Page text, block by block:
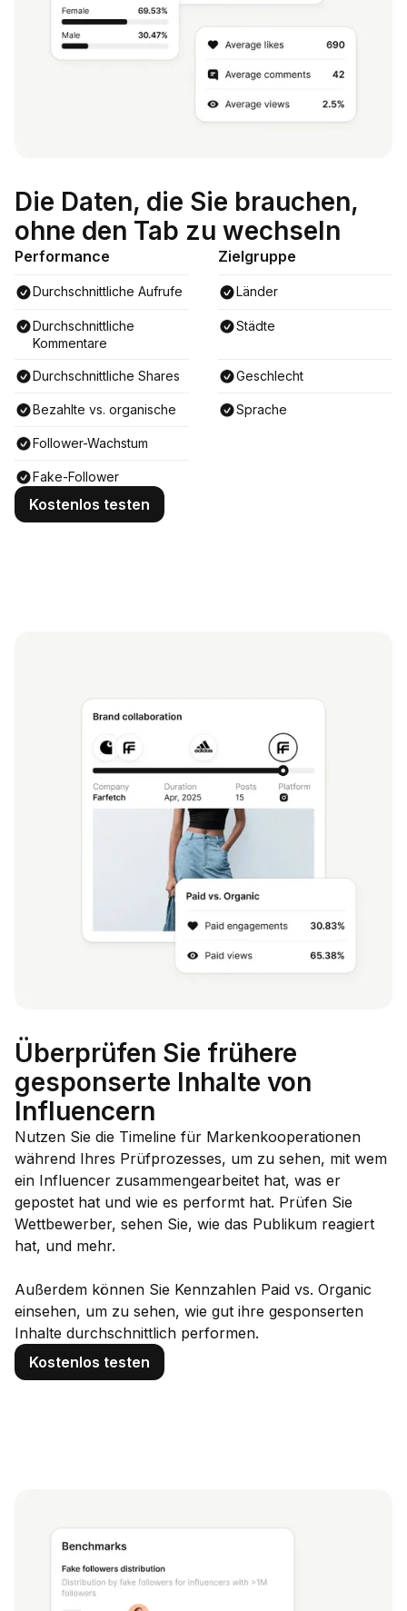
Die Daten, die Sie brauchen,
ohne den Tab zu wechseln
Performance Zielgruppe
Durchschnittliche Aufrufe Länder
Durchschnittliche
Kommentare
Städte
Durchschnittliche Shares Geschlecht
Bezahlte vs. organische Sprache
Follower-Wachstum
Fake-Follower
Kostenlos testen
Überprüfen Sie frühere
gesponserte Inhalte von
Influencern
Nutzen Sie die Timeline für Markenkooperationen
während Ihres Prüfprozesses, um zu sehen, mit wem
ein Influencer zusammengearbeitet hat, was er
gepostet hat und wie es performt hat. Prüfen Sie
Wettbewerber, sehen Sie, wie das Publikum reagiert
hat, und mehr.
Außerdem können Sie Kennzahlen Paid vs. Organic
einsehen, um zu sehen, wie gut ihre gesponserten
Inhalte durchschnittlich performen.
Kostenlos testen